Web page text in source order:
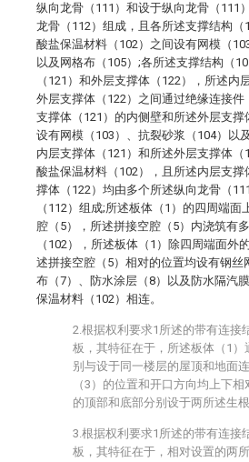
纵向龙骨（111）和设于纵向龙骨（111
龙骨（112）组成，且各所述支撑结构
酸盐保温材料（102）之间设有网模（
以及网格布（105）;各所述支撑结构（
（121）和外层支撑体（122），所述内
外层支撑体（122）之间通过绝缘连接
支撑体（121）的内侧壁和所述外层支撑
设有网模（103）、抗裂砂浆（104）以
内层支撑体（121）和所述外层支撑体
酸盐保温材料（102），且所述内层支撑
撑体（122）均由多个所述纵向龙骨（
（112）组成;所述板体（1）的四周端
腔（5），所述拼接空腔（5）内浇筑有
（102），所述板体（1）除四周端面外
述拼接空腔（5）相对的位置均设有钢丝
布（7）、防水涂层（8）以及防水隔汽
保温材料（102）相连。
2.根据权利要求1所述的带有连接
板，其特征在于，所述板体（1）
别与设于同一楼层的屋顶和地面
（3）的位置和开口方向均上下相
的顶部和底部分别设于两所述生根
3.根据权利要求1所述的带有连接
板，其特征在于，相对设置的两